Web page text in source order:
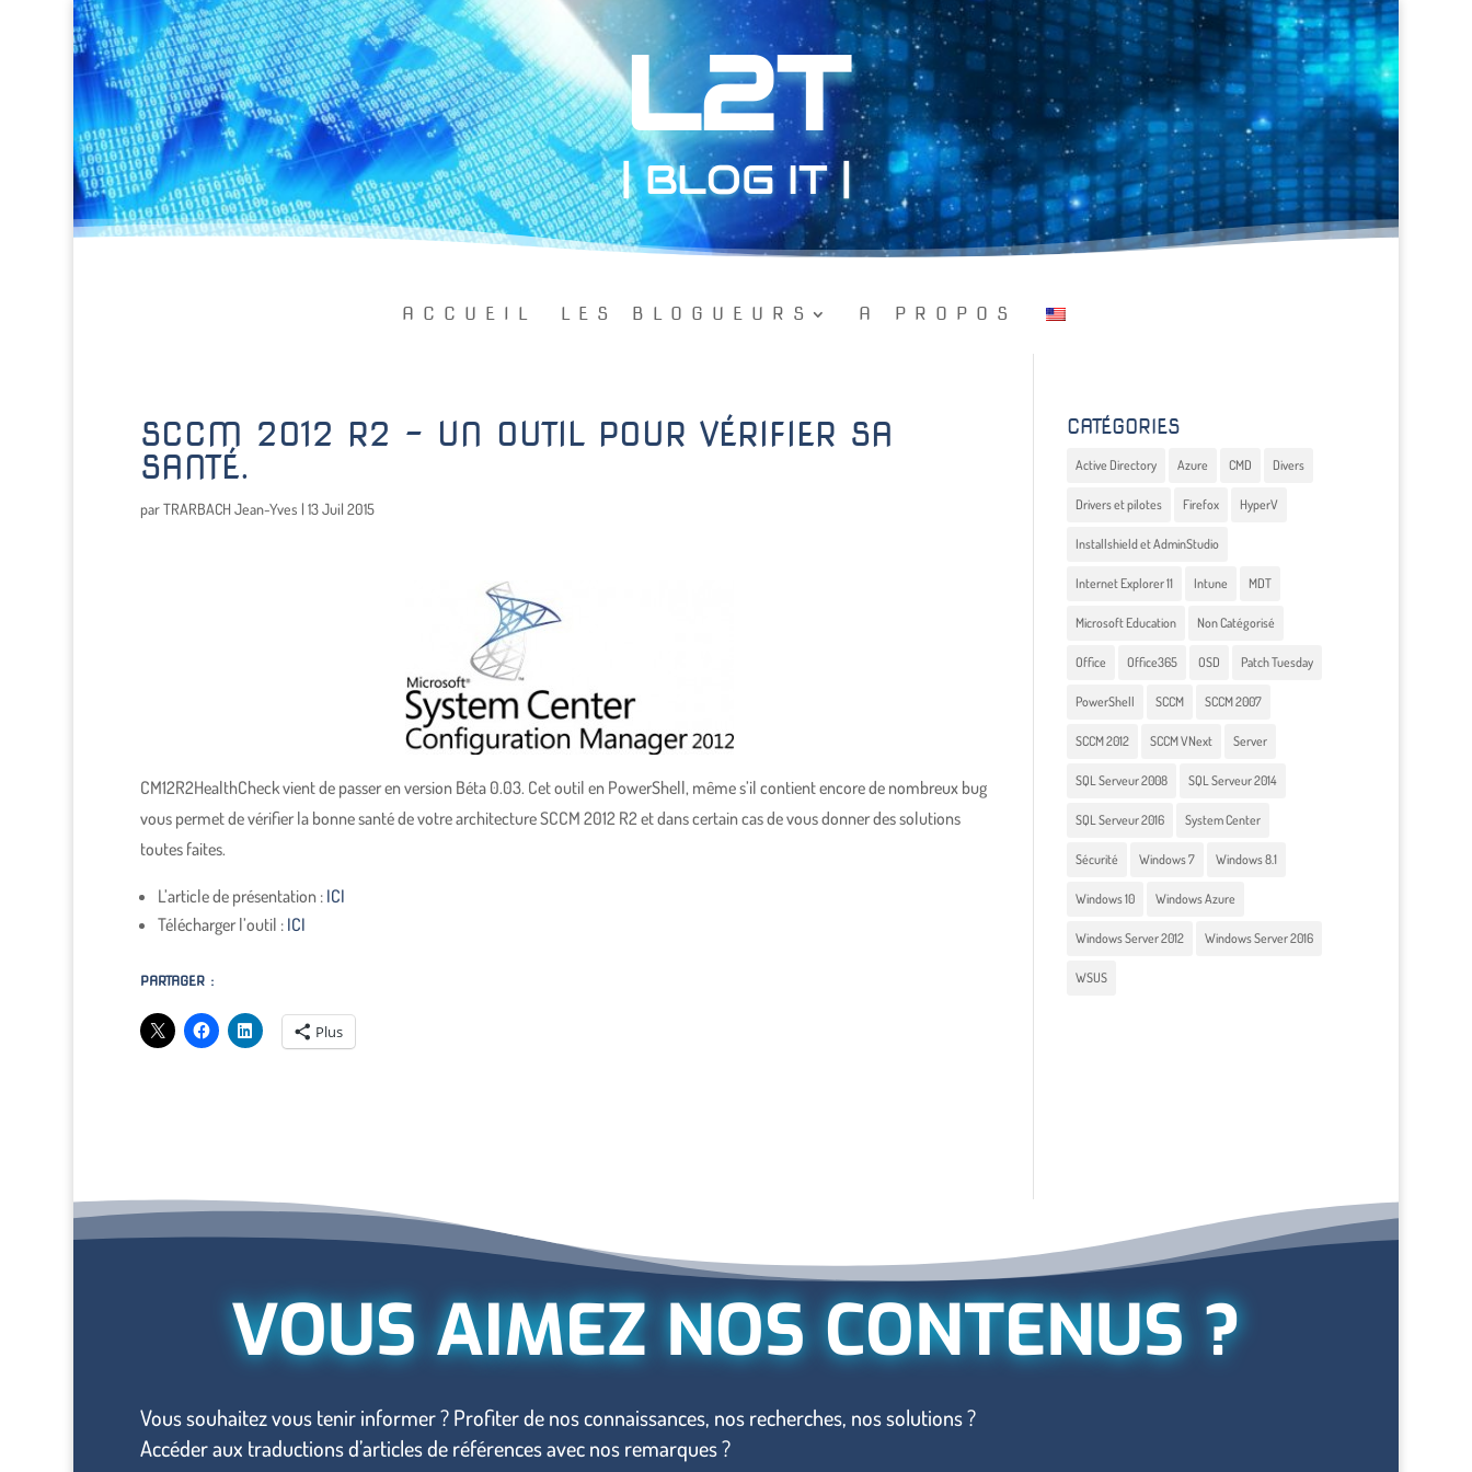
L2T
| BLOG IT |
ACCUEIL LES BLOGUEURS A PROPOS
SCCM 2012 R2 – UN OUTIL POUR VÉRIFIER SA
SANTÉ.
parTRARBACH Jean-Yves | 13 Juil 2015
CM12R2HealthCheck vient de passer en version Béta 0.03. Cet outil en PowerShell, même s’il contient encore de nombreux bug
vous permet de vérifier la bonne santé de votre architecture SCCM 2012 R2 et dans certain cas de vous donner des solutions
toutes faites.
L’article de présentation : ICI
Télécharger l’outil : ICI
PARTAGER :
Plus
CATÉGORIES
Active Directory Azure CMD Divers
Drivers et pilotes Firefox HyperV
Installshield et AdminStudio
Internet Explorer 11 Intune MDT
Microsoft Education Non Catégorisé
Office Office365 OSD Patch Tuesday
PowerShell SCCM SCCM 2007
SCCM 2012 SCCM VNext Server
SQL Serveur 2008 SQL Serveur 2014
SQL Serveur 2016 System Center
Sécurité Windows 7 Windows 8.1
Windows 10 Windows Azure
Windows Server 2012 Windows Server 2016
WSUS
VOUS AIMEZ NOS CONTENUS ?
Vous souhaitez vous tenir informer ? Profiter de nos connaissances, nos recherches, nos solutions ?
Accéder aux traductions d’articles de références avec nos remarques ?